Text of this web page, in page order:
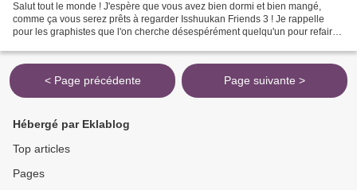
Salut tout le monde ! J'espère que vous avez bien dormi et bien mangé,
comme ça vous serez prêts à regarder Isshuukan Friends 3 ! Je rappelle
pour les graphistes que l'on cherche désespérément quelqu'un pour refaire
< Page précédente Page suivante >
Hébergé par Eklablog
Top articles
Pages